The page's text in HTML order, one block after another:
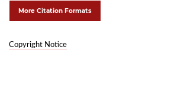
More Citation Formats
Copyright Notice